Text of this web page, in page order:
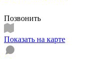
Позвонить
Показать на карте